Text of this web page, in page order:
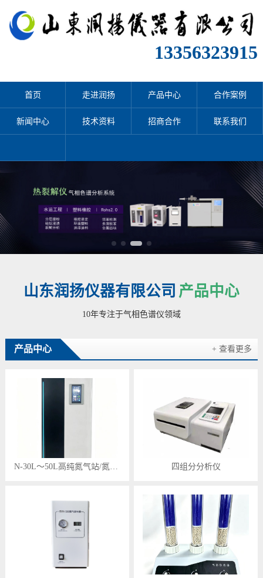
13356323915
首页 走进润扬 产品中心 合作案例
新闻中心 技术资料 招商合作 联系我们
山东润扬仪器有限公司 产品中心
10年专注于气相色谱仪领域
+ 查看更多
产品中心
四组分分析仪